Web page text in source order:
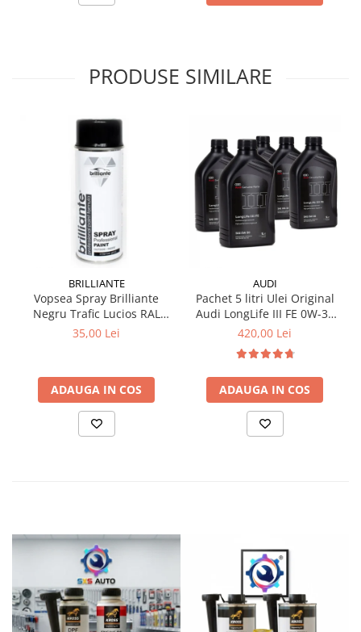
PRODUSE SIMILARE
BRILLIANTE
Vopsea Spray Brilliante
Negru Trafic Lucios RAL
9017 400 ml
35,00 Lei
ADAUGA IN COS
AUDI
Pachet 5 litri Ulei Original
Audi LongLife III FE 0W-30
GS55545D2 – Aprobări VW420,00 Lei
ADAUGA IN COS